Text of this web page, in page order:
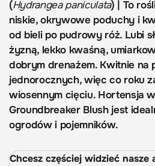
(Hydrangea paniculata) | To
niskie, okrywowe poduchy i
od bieli po pudrowy róż. Lubi
żyzną, lekko kwaśną,
dobrym drenażem. Kwitnie na
jednorocznych, więc co roku
wiosennym cięciu. Hortensja
Groundbreaker Blush jest
ogrodów i pojemników.
Chcesz częściej widzieć nasze